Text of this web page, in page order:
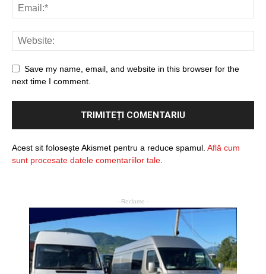
Save my name, email, and website in this browser for the
next time I comment.
Acest sit folosește Akismet pentru a reduce spamul. Află cum
sunt procesate datele comentariilor tale
- Reclame -